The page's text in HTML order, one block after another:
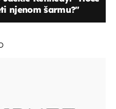
njenom šarmu?''